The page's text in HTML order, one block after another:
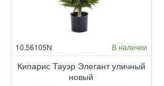
10.56105N В наличии
Кипарис Тауэр Элегант уличный
новый